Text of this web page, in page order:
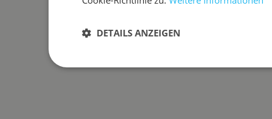
DETAILS ANZEIGEN